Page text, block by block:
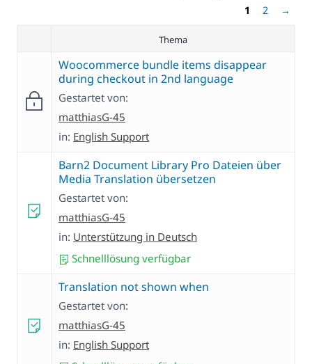
1
2 →
Thema
Woocommerce bundle items disappear
during checkout in 2nd language
Gestartet von:
matthiasG-45
in: English Support
Barn2 Document Library Pro Dateien über
Media Translation übersetzen
Gestartet von:
matthiasG-45
in: Unterstützung in Deutsch
Schnelllösung verfügbar
Translation not shown when
Gestartet von:
matthiasG-45
in: English Support